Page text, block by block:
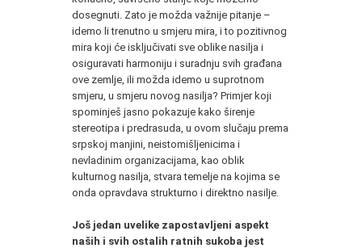
dosegnuti. Zato je možda važnije pitanje –
idemo li trenutno u smjeru mira, i to pozitivnog
mira koji će isključivati sve oblike nasilja i
osiguravati harmoniju i suradnju svih građana
ove zemlje, ili možda idemo u suprotnom
smjeru, u smjeru novog nasilja? Primjer koji
spominješ jasno pokazuje kako širenje
stereotipa i predrasuda, u ovom slučaju prema
srpskoj manjini, neistomišljenicima i
nevladinim organizacijama, kao oblik
kulturnog nasilja, stvara temelje na kojima se
onda opravdava strukturno i direktno nasilje.
Još jedan uvelike zapostavljeni aspekt
naših i svih ostalih ratnih sukoba jest